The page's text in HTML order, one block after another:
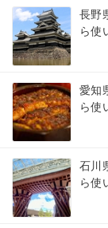
長野
ら使
愛知
ら使
石川
ら使